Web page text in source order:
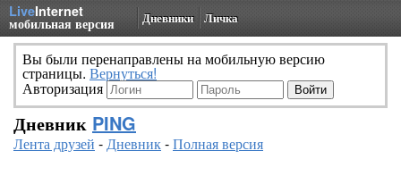
LiveInternet
мобильная версия Дневники Личка
Вы были перенаправлены на мобильную версию
страницы. Вернуться!
Авторизация
Дневник PING
Лента друзей -Дневник-Полная версия